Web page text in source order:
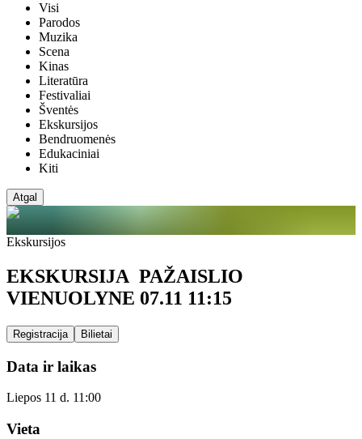
Visi
Parodos
Muzika
Scena
Kinas
Literatūra
Festivaliai
Šventės
Ekskursijos
Bendruomenės
Edukaciniai
Kiti
Atgal
Ekskursijos
EKSKURSIJA PAŽAISLIO
VIENUOLYNE 07.11 11:15
Registracija Bilietai
Data ir laikas
Liepos 11 d. 11:00
Vieta